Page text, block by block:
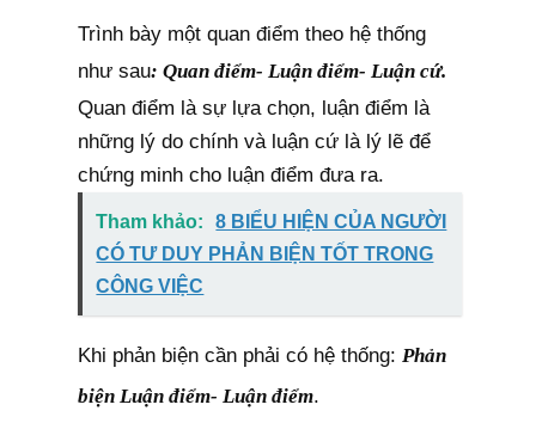
Trình bày một quan điểm theo hệ thống
như sau: Quan điểm- Luận điểm- Luận cứ.
Quan điểm là sự lựa chọn, luận điểm là
những lý do chính và luận cứ là lý lẽ để
chứng minh cho luận điểm đưa ra.
Tham khảo:
8 BIỂU HIỆN CỦA NGƯỜI
CÓ TƯ DUY PHẢN BIỆN TỐT TRONG
CÔNG VIỆC
Khi phản biện cần phải có hệ thống:Phản
biện Luận điểm- Luận điểm.